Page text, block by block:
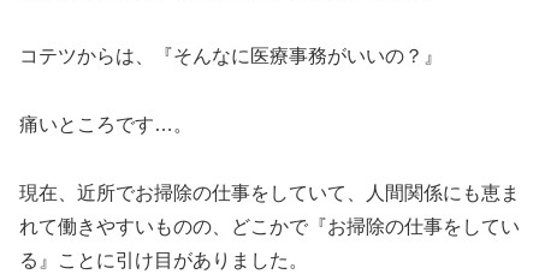
コテツからは、『そんなに医療事務がいいの？』
痛いところです…。
現在、近所でお掃除の仕事をしていて、人間関係にも恵ま
れて働きやすいものの、どこかで『お掃除の仕事をしてい
る』ことに引け目がありました。